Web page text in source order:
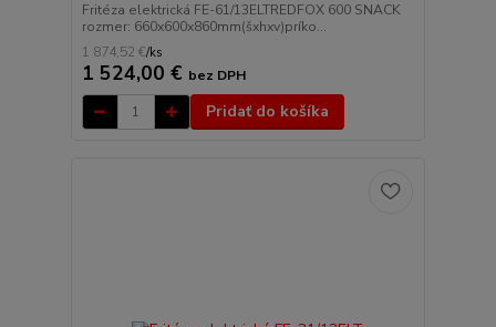
Fritéza elektrická FE-61/13ELTREDFOX 600 SNACK
rozmer: 660x600x860mm(šxhxv)príko...
1 874,52 €/ks
1 524,00 € bez DPH
Pridať do košíka